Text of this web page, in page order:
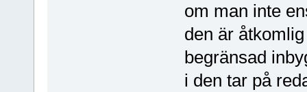
om man inte
den är
begränsad
i den tar på